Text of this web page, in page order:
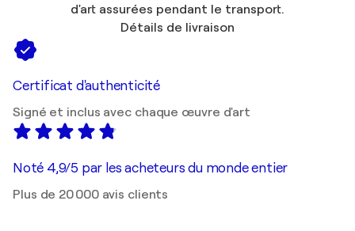
d'art assurées pendant le transport.
Détails de livraison
Certificat d'authenticité
Signé et inclus avec chaque œuvre d'art
Noté 4,9/5 par les acheteurs du monde entier
Plus de 20 000 avis clients